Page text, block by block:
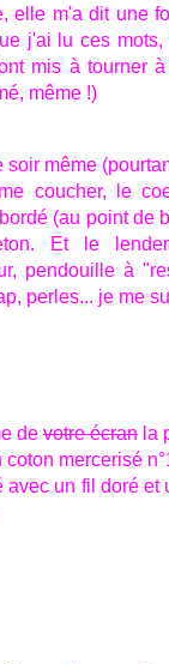
elle m'a dit une
j'ai lu ces mots,
mis à tourner
même !)
même
coucher, le
(au point de
Et le
pendouille à
perles... je me
de votre écran la
mercerisé
un fil doré et